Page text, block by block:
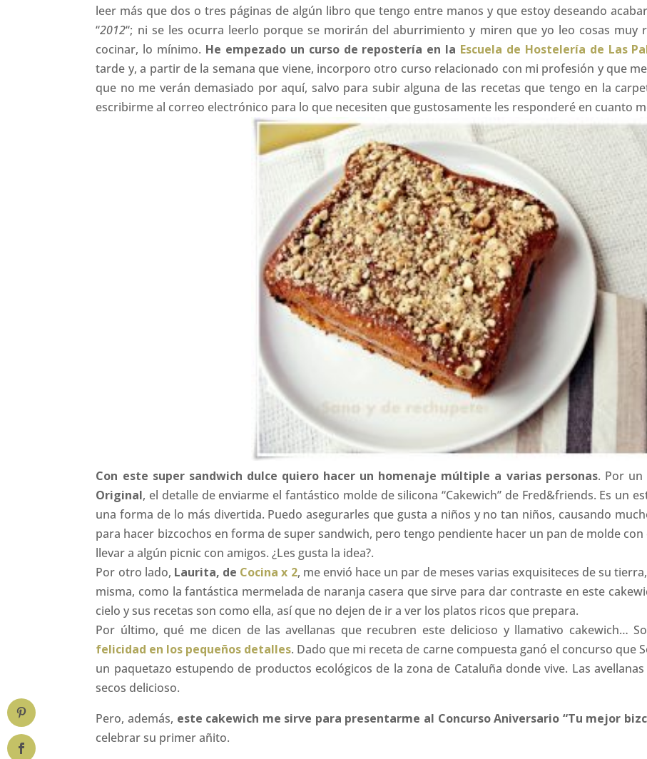
leer más que dos o tres páginas de algún libro que tengo entre manos y que estoy deseando
“2012“; ni se les ocurra leerlo porque se morirán del aburrimiento y miren que yo leo cosas muy
cocinar, lo mínimo. He empezado un curso de repostería en la Escuela de Hostelería de Las
tarde y, a partir de la semana que viene, incorporo otro curso relacionado con mi profesión y que
que no me verán demasiado por aquí, salvo para subir alguna de las recetas que tengo en la
escribirme al correo electrónico para lo que necesiten que gustosamente les responderé en cuanto
Con este super sandwich dulce quiero hacer un homenaje múltiple a varias personas. Por un
Original, el detalle de enviarme el fantástico molde de silicona “Cakewich” de Fred&friends. Es un
una forma de lo más divertida. Puedo asegurarles que gusta a niños y no tan niños, causando
para hacer bizcochos en forma de super sandwich, pero tengo pendiente hacer un pan de molde
llevar a algún picnic con amigos. ¿Les gusta la idea?.
Por otro lado, Laurita, de Cocina x 2, me envió hace un par de meses varias exquisiteces de su
misma, como la fantástica mermelada de naranja casera que sirve para dar contraste en este
cielo y sus recetas son como ella, así que no dejen de ir a ver los platos ricos que prepara.
Por último, qué me dicen de las avellanas que recubren este delicioso y llamativo cakewich…
felicidad en los pequeños detalles. Dado que mi receta de carne compuesta ganó el concurso que
un paquetazo estupendo de productos ecológicos de la zona de Cataluña donde vive. Las
secos delicioso.
Pero, además, este cakewich me sirve para presentarme al Concurso Aniversario “Tu mejor
celebrar su primer añito.